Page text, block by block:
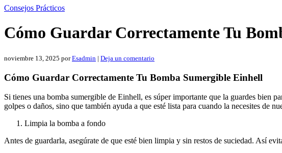
Consejos Prácticos
Cómo Guardar Correctamente Tu
noviembre 13, 2025 porEsadmin | Deja un comentario
Cómo Guardar Correctamente Tu Bomba Sumergible Einhell
Si tienes una bomba sumergible de Einhell, es súper importante que la guardes bien
golpes o daños, sino que también ayuda a que esté lista para cuando la necesites de
Limpia la bomba a fondo
Antes de guardarla, asegúrate de que esté bien limpia y sin restos de suciedad. Así